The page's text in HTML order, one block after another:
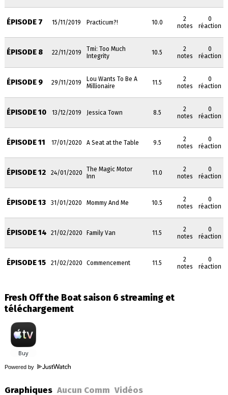
ÉPISODE 7 15/11/2019 Practicum?! 10.0
2
notes
0
réaction
ÉPISODE 8 22/11/2019
Tmi: Too Much
Integrity
10.5
2
notes
0
réaction
ÉPISODE 9 29/11/2019
Lou Wants To Be A
Millionaire
11.5
2
notes
0
réaction
ÉPISODE 10 13/12/2019 Jessica Town 8.5
2
notes
0
réaction
ÉPISODE 11 17/01/2020 A Seat at the Table 9.5
2
notes
0
réaction
ÉPISODE 12 24/01/2020
The Magic Motor
Inn
11.0
2
notes
0
réaction
ÉPISODE 13 31/01/2020 Mommy And Me 10.5
2
notes
0
réaction
ÉPISODE 14 21/02/2020 Family Van 11.5
2
notes
0
réaction
ÉPISODE 15 21/02/2020 Commencement 11.5
2
notes
0
réaction
Fresh Off the Boat saison 6 streaming et
téléchargement
Powered by
Graphiques Aucun Comm Vidéos